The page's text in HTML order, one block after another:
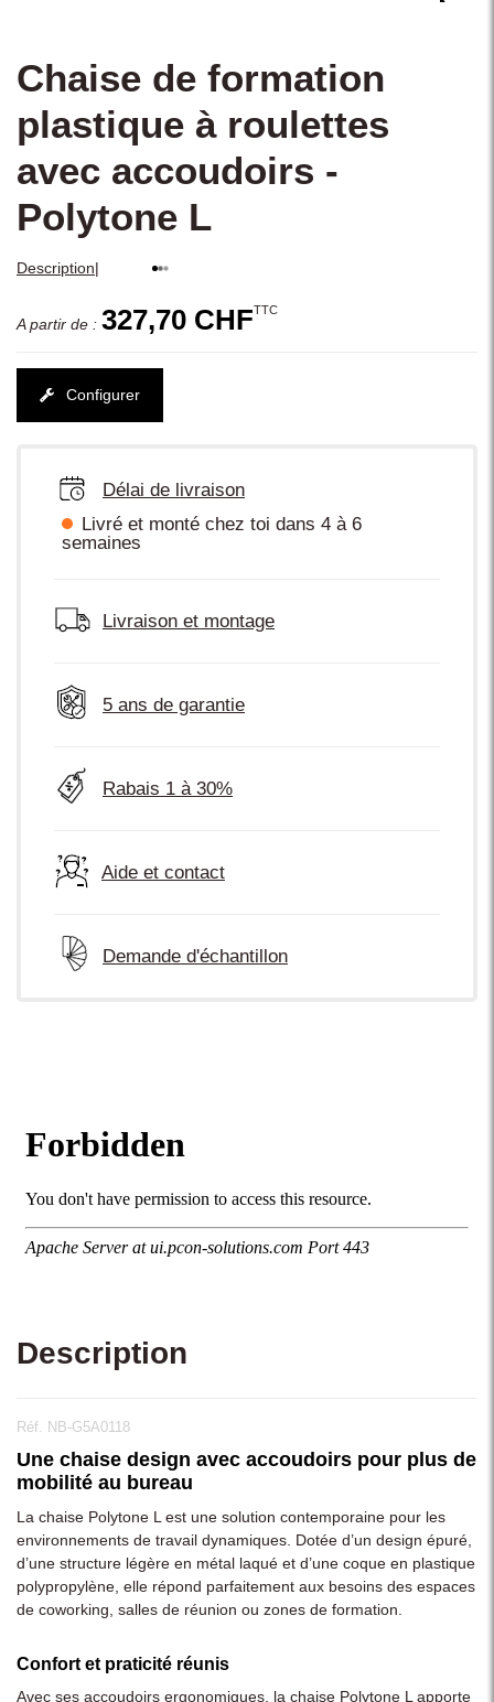
Chaise de formation
plastique à roulettes
avec accoudoirs -
Polytone L
Description|
A partir de : 327,70 CHFTTC
Configurer
Délai de livraison
Livré et monté chez toi dans 4 à 6
semaines
Livraison et montage
5 ans de garantie
Rabais 1 à 30%
Aide et contact
Demande d'échantillon
Description
Réf. NB-G5A0118
Une chaise design avec accoudoirs pour plus de
mobilité au bureau
La chaise Polytone L est une solution contemporaine pour les
environnements de travail dynamiques. Dotée d’un design épuré,
d’une structure légère en métal laqué et d’une coque en plastique
polypropylène, elle répond parfaitement aux besoins des espaces
de coworking, salles de réunion ou zones de formation.
Confort et praticité réunis
Avec ses accoudoirs ergonomiques, la chaise Polytone L apporte